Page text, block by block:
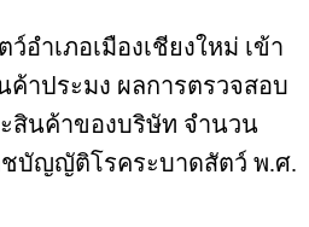
ำเภอเมืองเชียงใหม่ เข้า
ค้าประมง ผลการตรวจสอบ
ะสินค้าของบริษัท จำนวน
ชบัญญัติโรคระบาดสัตว์ พ.ศ.